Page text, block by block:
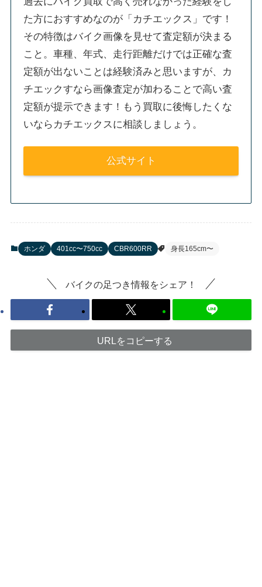
た方におすすめなのが「カチエックス」です！
その特徴はバイク画像を見せて査定額が決まる
こと。車種、年式、走行距離だけでは正確な査
定額が出ないことは経験済みと思いますが、カ
チエックすなら画像査定が加わることで高い査
定額が提示できます！もう買取に後悔したくな
いならカチエックスに相談しましょう。
公式サイト
ホンダ 401cc〜750cc CBR600RR 身長165cm〜
バイクの足つき情報をシェア！
URLをコピーする